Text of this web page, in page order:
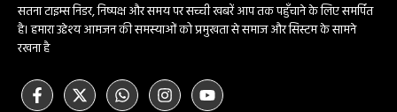
सतना टाइम्स निडर, निष्पक्ष और समय पर सच्ची खबरें आप तक पहुँचाने के लिए समर्पित
है। हमारा उद्देश्य आमजन की समस्याओं को प्रमुखता से समाज और सिस्टम के सामने
रखना है